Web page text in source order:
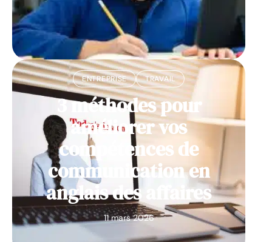
ENTREPRISE TRAVAIL
3 méthodes pour
améliorer vos
compétences de
communication en
anglais des affaires
11 mars 2026